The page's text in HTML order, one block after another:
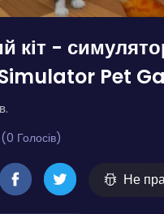
кіт -
Pet
Голосів)
Не